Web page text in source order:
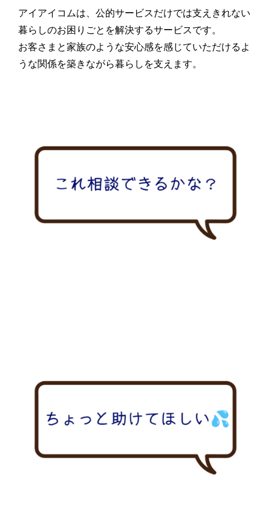
アイアイコムは、公的サービスだけでは支えきれない
暮らしのお困りごとを解決するサービスです。
お客さまと家族のような安心感を感じていただけるよ
うな関係を築きながら暮らしを支えます。